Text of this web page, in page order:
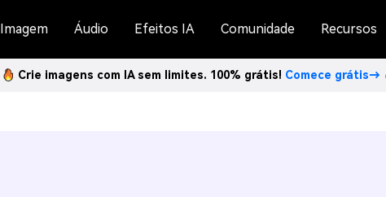
Imagem Áudio Efeitos IA Comunidade Recursos
Crie imagens com IA sem limites. 100% grátis! Comece grátis→